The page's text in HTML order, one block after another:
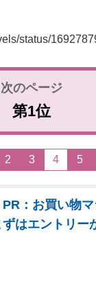
status/
第1位
2 3 4 5
PR：お買い物
はエントリー